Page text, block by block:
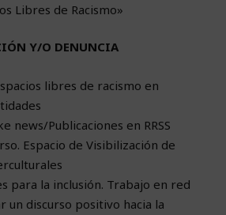
Libres de Racismo»
Y/O DENUNCIA
libres de racismo en
news/Publicaciones en RRSS
Espacio de Visibilización de
para la inclusión. Trabajo en red
un discurso positivo hacia la